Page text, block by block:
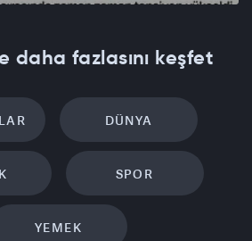
daha fazlasını keşfet
DÜNYA
SPOR
YEMEK